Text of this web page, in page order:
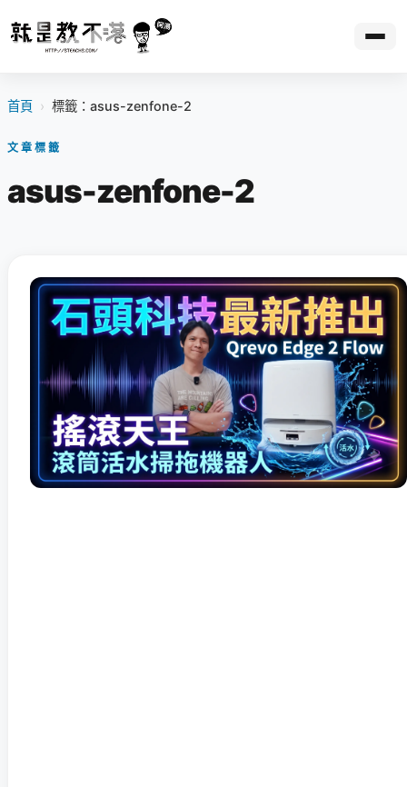
首頁 › 標籤：asus-zenfone-2
文章標籤
asus-zenfone-2